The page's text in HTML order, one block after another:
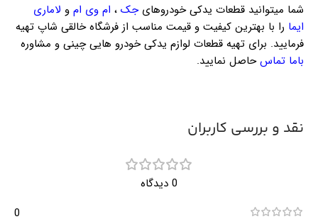
شما میتوانید قطعات یدکی خودروهایجک ، ام وی ام و لاماری
ایما را با بهترین کیفیت و قیمت مناسب از فرشگاه خالقی شاپ تهیه
فرمایید. برای تهیه قطعات لوازم یدکی خودرو هایی چینی و مشاوره
باما تماس حاصل نمایید.
نقد و بررسی کاربران
0 دیدگاه
0